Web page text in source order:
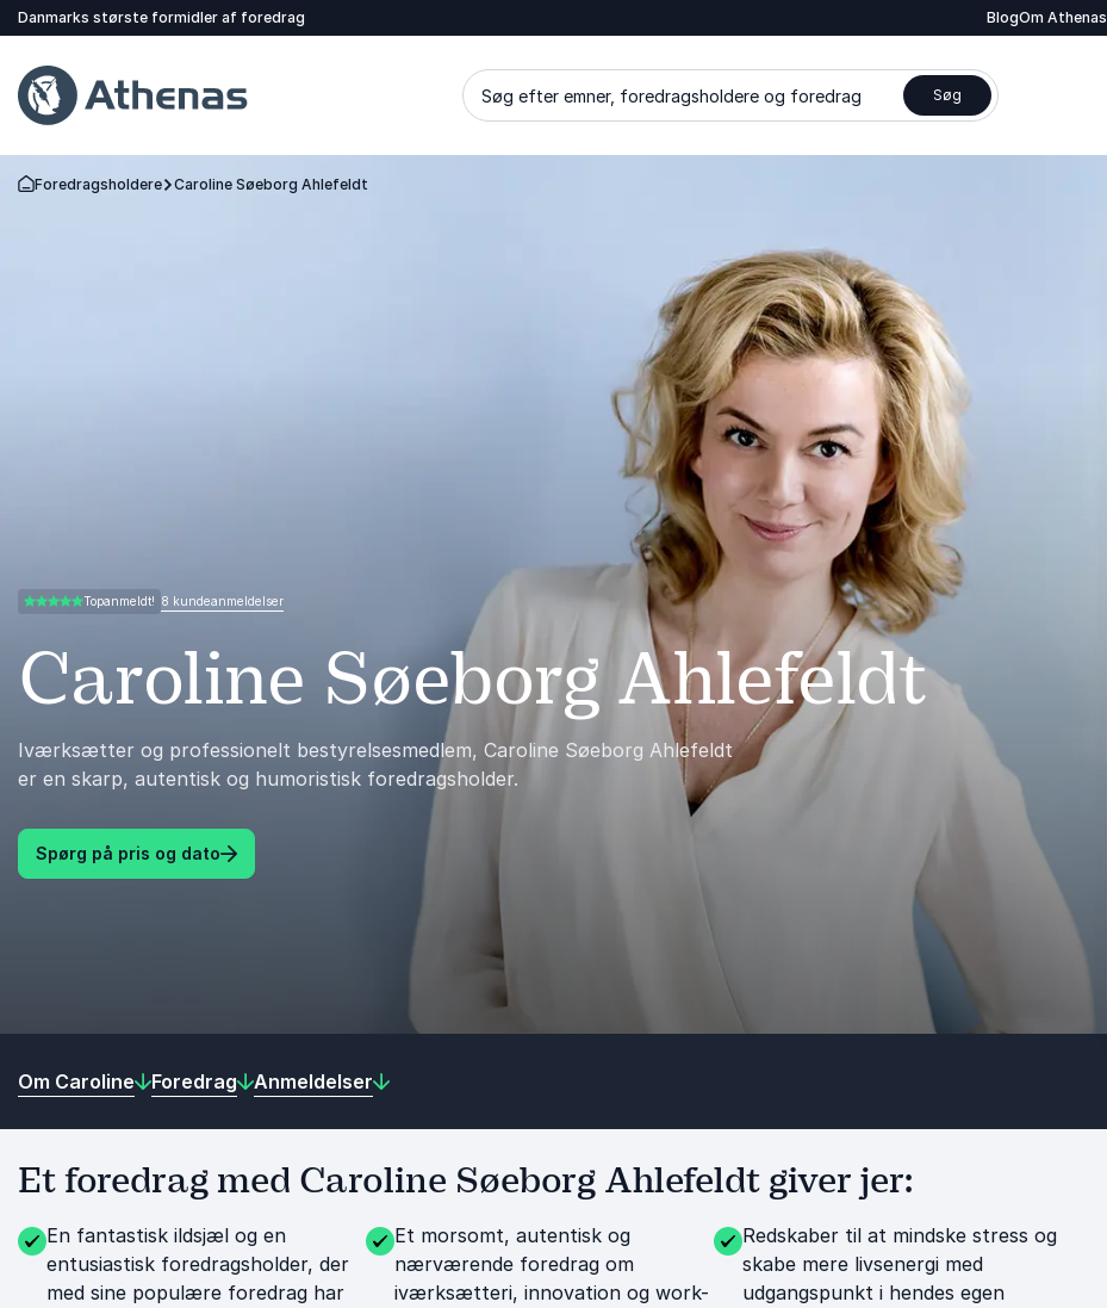
Danmarks største formidler af foredrag BlogOm Athenas
Søg efter emner, foredragsholdere og foredrag Søg
Tilbage til forsiden
Foredragsholdere Caroline Søeborg Ahlefeldt
Caroline Søeborg Ahlefeldt
Iværksætter og professionelt bestyrelsesmedlem, Caroline Søeborg Ahlefeldt
er en skarp, autentisk og humoristisk foredragsholder.
Spørg på pris og dato
4.88 ud af 5Topanmeldt! 8 kundeanmeldelser
Om Caroline Foredrag Anmeldelser
Et foredrag med Caroline Søeborg Ahlefeldt giver jer:
En fantastisk ildsjæl og en
entusiastisk foredragsholder, der
med sine populære foredrag har
Et morsomt, autentisk og
nærværende foredrag om
iværksætteri, innovation og work-
Redskaber til at mindske stress og
skabe mere livsenergi med
udgangspunkt i hendes egen